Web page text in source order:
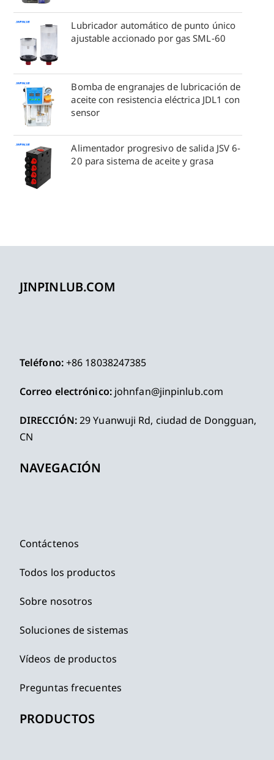
Lubricador automático de punto único
ajustable accionado por gas SML-60
Bomba de engranajes de lubricación de
aceite con resistencia eléctrica JDL1 con
sensor
Alimentador progresivo de salida JSV 6-
20 para sistema de aceite y grasa
JINPINLUB.COM
Teléfono:+86 18038247385
Correo electrónico: johnfan@jinpinlub.com
DIRECCIÓN:29 Yuanwuji Rd, ciudad de Dongguan,
CN
NAVEGACIÓN
Contáctenos
Todos los productos
Sobre nosotros
Soluciones de sistemas
Vídeos de productos
Preguntas frecuentes
PRODUCTOS